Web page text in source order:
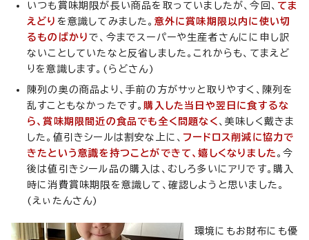
いつも賞味期限が長い商品を取っていましたが、今回、 てま
えどり を意識してみました。 意外に賞味期限以内に使い切
るものばかりで、今までスーパーや生産者さんにに申し訳
ないことしていたなと反省しました。これからも、てまえど
りを意識します。(らどさん)
陳列の奥の商品より、手前の方がサッと取りやすく、陳列を
乱すこともなかったです。購入した当日や翌日に食するな
ら、賞味期限間近の食品でも全く問題なく 、美味しく戴きま
した。値引きシールは割安な上に、フードロス削減に協力で
きたという意識を持つことができて、嬉しくなりました 。今
後は値引きシール品の購入は、むしろ多いにアリです。購入
時に消費賞味期限を意識して、確認しようと思いました。
(えぃたんさん)
環境にもお財布にも優